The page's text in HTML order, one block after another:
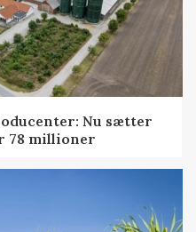
Nu sætter
78 millioner